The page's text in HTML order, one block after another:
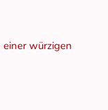
würzigen